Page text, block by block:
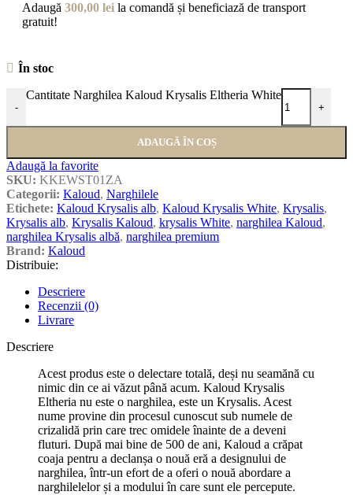
Adaugă 300,00 lei la comandă și beneficiază de transport
gratuit!
În stoc
-
Cantitate Narghilea Kaloud Krysalis Eltheria White
+
ADAUGĂ ÎN COȘ
Adaugă la favorite
SKU: KKEWST01ZA
Categorii: Kaloud, Narghilele
Etichete: Kaloud Krysalis alb, Kaloud Krysalis White, Krysalis,
Krysalis alb, Krysalis Kaloud, krysalis White, narghilea Kaloud,
narghilea Krysalis albă, narghilea premium
Brand: Kaloud
Distribuie:
Descriere
Recenzii (0)
Livrare
Descriere
Acest produs este o delectare totală, deși nu seamănă cu
nimic din ce ai văzut până acum. Kaloud Krysalis
Eltheria nu este o narghilea, este un Krysalis. Acest
nume provine din procesul cunoscut sub numele de
crizalidă prin care trec omidele înainte de a deveni
fluturi. După mai bine de 500 de ani, Kaloud a crăpat
coaja pentru a declanșa o nouă eră a designului de
narghilea, într-un efort de a oferi o nouă abordare a
narghilelelor și a modului în care sunt ele percepute.